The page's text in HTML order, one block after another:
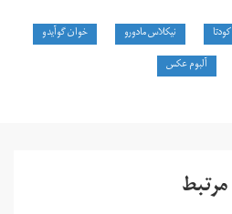
کودتا نیکلاس مادورو
خوان گوآیدو
آلبوم عکس
مرتبط